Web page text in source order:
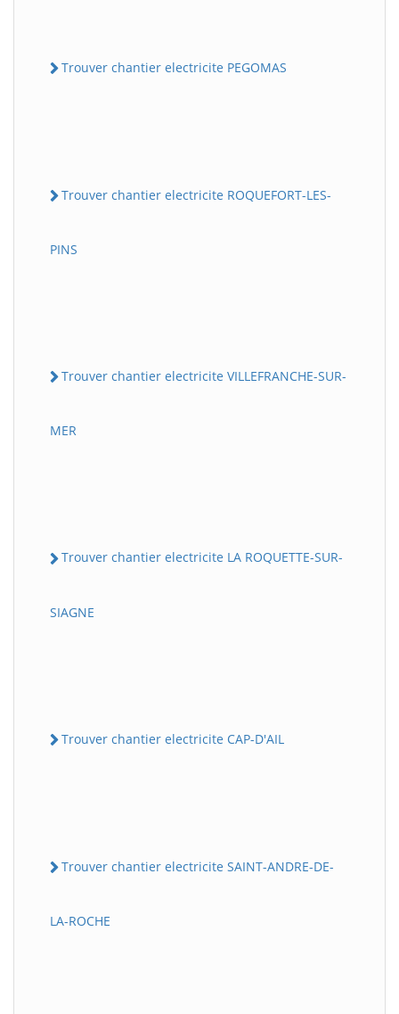
Trouver chantier electricite PEGOMAS
Trouver chantier electricite ROQUEFORT-LES-
PINS
Trouver chantier electricite VILLEFRANCHE-SUR-
MER
Trouver chantier electricite LA ROQUETTE-SUR-
SIAGNE
Trouver chantier electricite CAP-D'AIL
Trouver chantier electricite SAINT-ANDRE-DE-
LA-ROCHE